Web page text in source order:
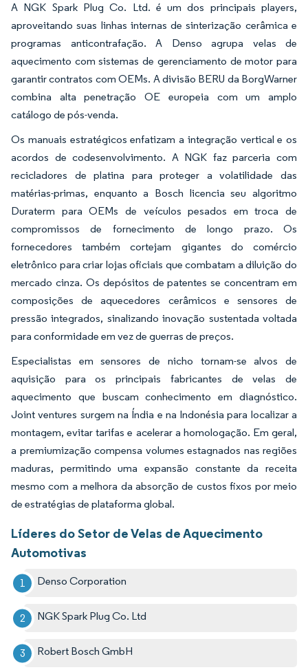
A NGK Spark Plug Co. Ltd. é um dos principais players,
aproveitando suas linhas internas de sinterização cerâmica e
programas anticontrafação. A Denso agrupa velas de
aquecimento com sistemas de gerenciamento de motor para
garantir contratos com OEMs. A divisão BERU da BorgWarner
combina alta penetração OE europeia com um amplo
catálogo de pós-venda.
Os manuais estratégicos enfatizam a integração vertical e os
acordos de codesenvolvimento. A NGK faz parceria com
recicladores de platina para proteger a volatilidade das
matérias-primas, enquanto a Bosch licencia seu algoritmo
Duraterm para OEMs de veículos pesados em troca de
compromissos de fornecimento de longo prazo. Os
fornecedores também cortejam gigantes do comércio
eletrônico para criar lojas oficiais que combatam a diluição do
mercado cinza. Os depósitos de patentes se concentram em
composições de aquecedores cerâmicos e sensores de
pressão integrados, sinalizando inovação sustentada voltada
para conformidade em vez de guerras de preços.
Especialistas em sensores de nicho tornam-se alvos de
aquisição para os principais fabricantes de velas de
aquecimento que buscam conhecimento em diagnóstico.
Joint ventures surgem na Índia e na Indonésia para localizar a
montagem, evitar tarifas e acelerar a homologação. Em geral,
a premiumização compensa volumes estagnados nas regiões
maduras, permitindo uma expansão constante da receita
mesmo com a melhora da absorção de custos fixos por meio
de estratégias de plataforma global.
Líderes do Setor de Velas de Aquecimento
Automotivas
Denso Corporation
NGK Spark Plug Co. Ltd
Robert Bosch GmbH